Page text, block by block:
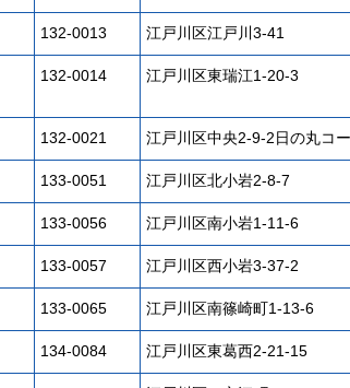
132-0013 江戸川区江戸川3-41
132-0014 江戸川区東瑞江1-20-3
132-0021 江戸川区中央2-9-2日の丸コ
133-0051 江戸川区北小岩2-8-7
133-0056 江戸川区南小岩1-11-6
133-0057 江戸川区西小岩3-37-2
133-0065 江戸川区南篠崎町1-13-6
134-0084 江戸川区東葛西2-21-15